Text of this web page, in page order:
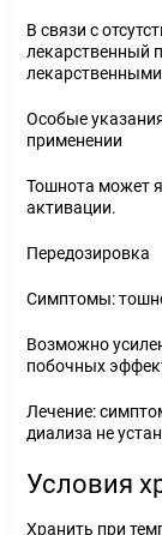
В связи с
лекарственный
Особые
применении
Тошнота может
активации.
Передозировка
Симптомы:
Возможно
побочных
Лечение:
диализа не
Условия
Хранить при